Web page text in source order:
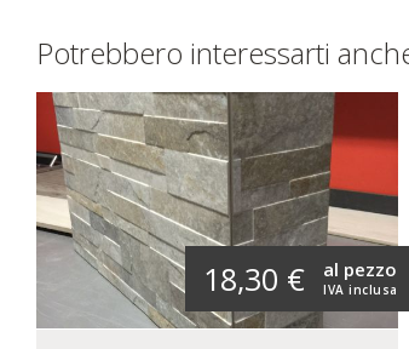
Potrebbero interessarti
18,30 € IVA inclusa
al pezzo